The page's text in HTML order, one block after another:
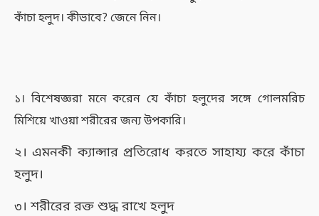
কাঁচা হলুদ। কীভাবে? জেনে নিন।
১। বিশেষজ্ঞরা মনে করেন যে কাঁচা হলুদের সঙ্গে গোলমরিচ
মিশিয়ে খাওয়া শরীরের জন্য উপকারি।
২। এমনকী ক্যান্সার প্রতিরোধ করতে সাহায্য করে কাঁচা
হলুদ।
৩। শরীরের রক্ত শুদ্ধ রাখে হলুদ